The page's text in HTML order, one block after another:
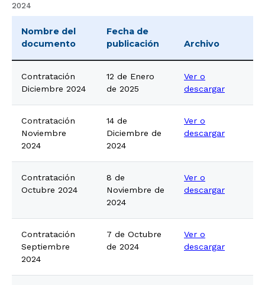
2024
Nombre del
documento
Fecha de
publicación
Archivo
Contratación
Diciembre 2024
12 de Enero
de 2025
Ver o
descargar
Contratación
Noviembre
2024
14 de
Diciembre de
2024
Ver o
descargar
Contratación
Octubre 2024
8 de
Noviembre de
2024
Ver o
descargar
Contratación
Septiembre
2024
7 de Octubre
de 2024
Ver o
descargar